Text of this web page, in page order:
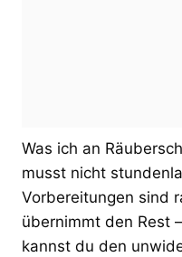
Was ich an
musst nicht
Vorbereitungen sind
übernimmt den Rest
kannst du den